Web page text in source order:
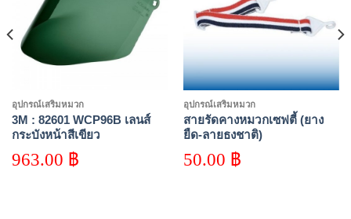
อุปกรณ์เสริมหมวก
3M : 82601 WCP96B เลนส์
กระบังหน้าสีเขียว
963.00 ฿
อุปกรณ์เสริมหมวก
สายรัดคางหมวกเซฟตี้ (ยาง
ยืด-ลายธงชาติ)
50.00 ฿